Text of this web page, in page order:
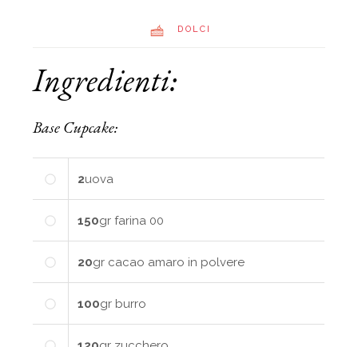
DOLCI
Ingredienti:
Base Cupcake:
2uova
150gr farina 00
20gr cacao amaro in polvere
100gr burro